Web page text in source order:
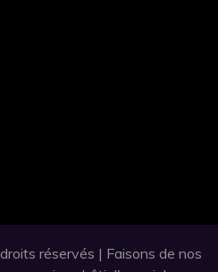
réservés | Faisons de nos